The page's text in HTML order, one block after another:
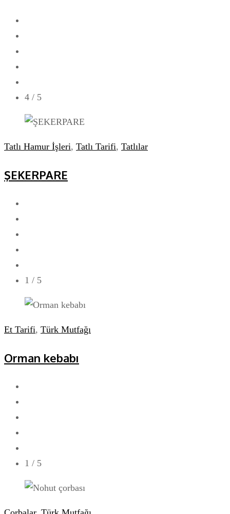
4 / 5
Tatlı Hamur İşleri, Tatlı Tarifi, Tatlılar
ŞEKERPARE
1 / 5
Et Tarifi, Türk Mutfağı
Orman kebabı
1 / 5